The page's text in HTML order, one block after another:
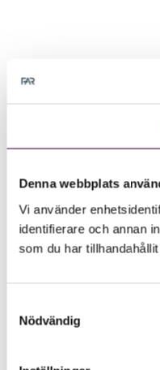
Denna webbplats
Vi använder
identifierare och annan
som du har
Nödvändig